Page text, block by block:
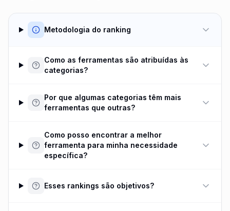
Metodologia do ranking
Como as ferramentas são atribuídas às
categorias?
Por que algumas categorias têm mais
ferramentas que outras?
Como posso encontrar a melhor
ferramenta para minha necessidade
específica?
Esses rankings são objetivos?